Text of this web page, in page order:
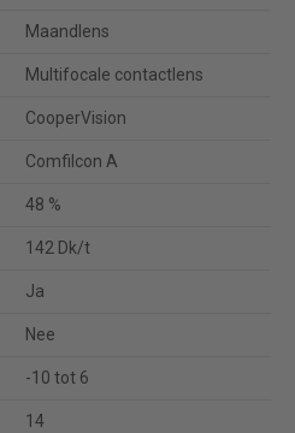
Maandlens
Multifocale contactlens
CooperVision
Comfilcon A
48 %
142 Dk/t
Ja
Nee
-10 tot 6
14